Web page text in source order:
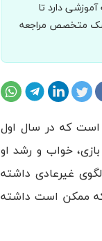
دارد تا
متخصص مراجعه
است که در سال اول
بازی، خواب و رشد او
غیرعادی داشته
که ممکن است داشته